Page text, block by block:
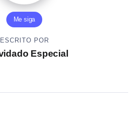
Me siga
ESCRITO POR
Especial